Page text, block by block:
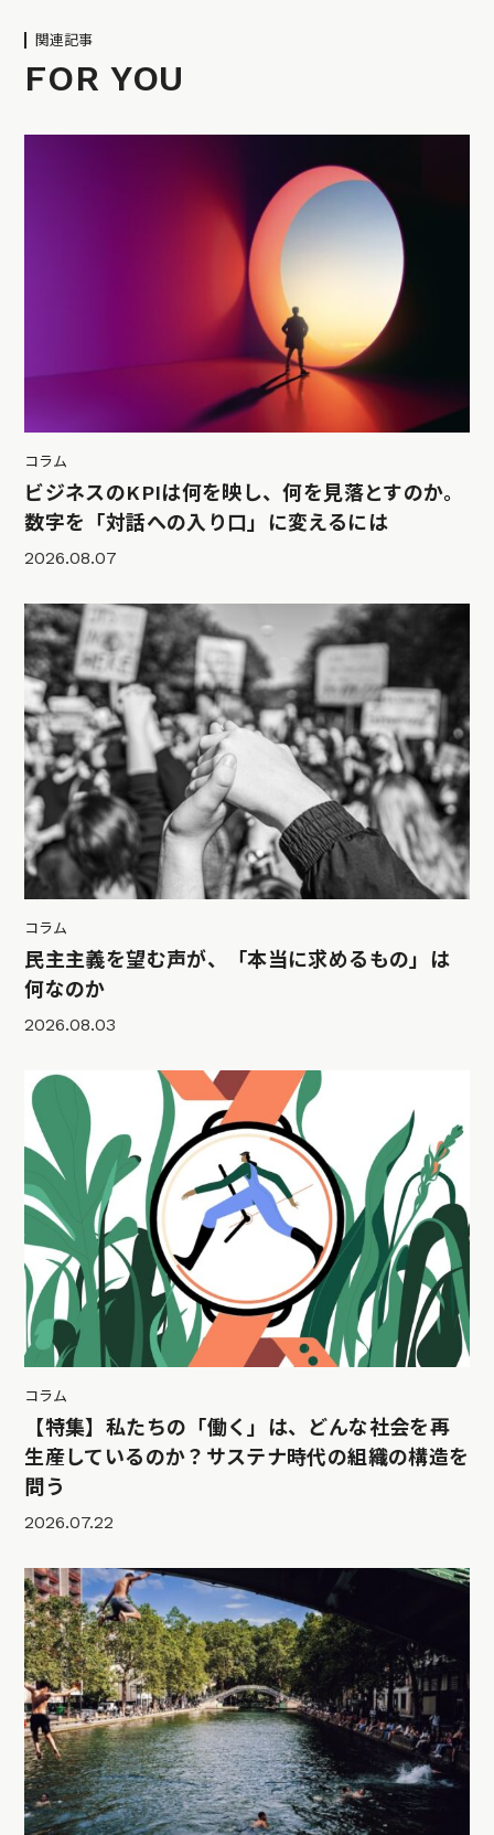
関連記事
FOR YOU
コラム
ビジネスのKPIは何を映し、何を見落とすのか。
数字を「対話への入り口」に変えるには
2026.08.07
コラム
民主主義を望む声が、「本当に求めるもの」は
何なのか
2026.08.03
コラム
【特集】私たちの「働く」は、どんな社会を再
生産しているのか？サステナ時代の組織の構造を
問う
2026.07.22